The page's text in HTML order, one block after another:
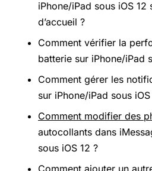
iPhone/iPad sous iOS 12
d’accueil ?
Comment vérifier la
batterie sur iPhone/iPad
Comment gérer les
sur iPhone/iPad sous iOS
Comment modifier des
autocollants dans
sous iOS 12 ?